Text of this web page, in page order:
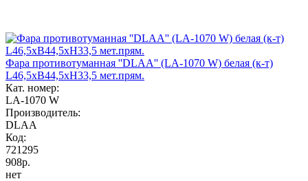
Фара противотуманная ''DLAA'' (LA-1070 W) белая (к-т)
L46,5xB44,5xH33,5 мет.прям.
Кат. номер:
LA-1070 W
Производитель:
DLAA
Код:
721295
908р.
нет